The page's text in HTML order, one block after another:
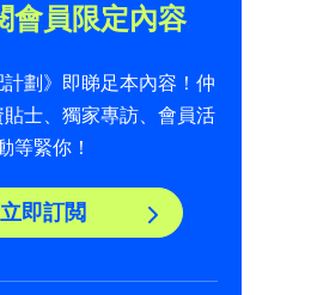
會員限定內容
劃》即睇足本內容！仲
士、獨家專訪、會員活
等緊你！
立即訂閲